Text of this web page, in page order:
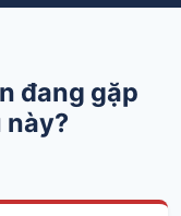
đang gặp
này?